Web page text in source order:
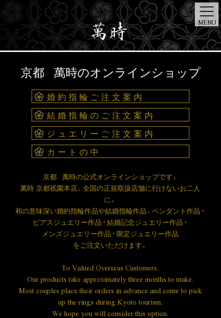
MENU
TOPBRIDAL
ONE
DIAMOND DESIGNER
JEWELRY STORE NEWS
京都 萬時のオンラインショップ
婚約指輪ご注文案内
結婚指輪のご注文案内
ジュエリーご注文案内
カートの中
京都 萬時の公式オンラインショップです。
萬時 京都祇園本店、全国の正規取扱店舗に行けないお二人
に。
和の意味深い婚約指輪作品や結婚指輪作品、ペンダント作品・
ピアスジュエリー作品・結婚記念ジュエリー作品・
メンズジュエリー作品・限定ジュエリー作品
をご注文いただけます。
To Valued Overseas Customers.
Our products take approximately three months to make.
Most couples place their orders in advance and come to pick
up the rings during Kyoto tourism.
We hope you will consider this option.